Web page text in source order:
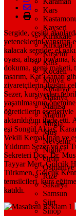
Kars
Kayseri
Kırıkkale
Kırklareli
Kırşehir
Kilis
Kocaeli
Konya
Kütahya
Malatya
Manisa
Mardin
Muğla
Muş
Nevşehir
Niğde
Ordu
Osmaniye
Rize
Sakarya
Samsun
Siirt
Sinop
Sergide, çeşitli
yeteneklerini yansıtan
kalacak sergide; el
oyası, ahşap boyama,
dokuma, gemi maketi,
tasarım, Kat’ı sanatı
ziyaretçilerin ilgisini
Sezer, kursiyerleri
yaşatılmasının
öğreticilerin eserleriyle
aktarıldığını ifade
eşi Songül Aktaş,
Vekili Kemal İnan ve
Yıldırım Sezer ve eşi
Sekreteri Doç. Dr.
Tayyar Mert, Gölcük
Türkmen, Gölcük
temsilcileri, kurs
katıldı.